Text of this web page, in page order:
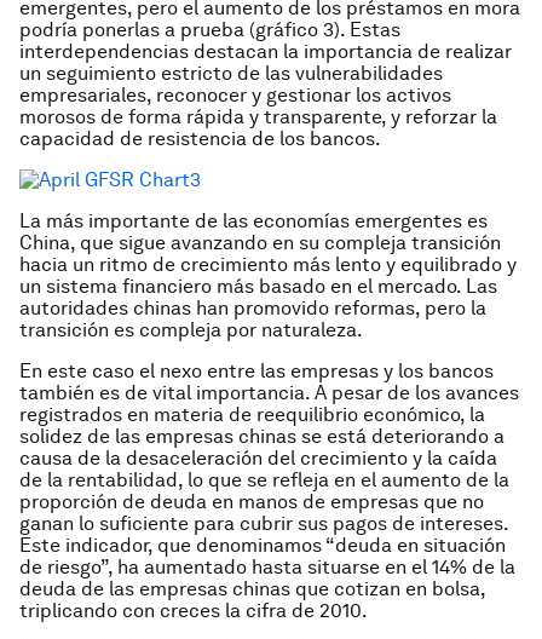
emergentes, pero el aumento de los préstamos en mora
podría ponerlas a prueba (gráfico 3). Estas
interdependencias destacan la importancia de realizar
un seguimiento estricto de las vulnerabilidades
empresariales, reconocer y gestionar los activos
morosos de forma rápida y transparente, y reforzar la
capacidad de resistencia de los bancos.
La más importante de las economías emergentes es
China, que sigue avanzando en su compleja transición
hacia un ritmo de crecimiento más lento y equilibrado y
un sistema financiero más basado en el mercado. Las
autoridades chinas han promovido reformas, pero la
transición es compleja por naturaleza.
En este caso el nexo entre las empresas y los bancos
también es de vital importancia. A pesar de los avances
registrados en materia de reequilibrio económico, la
solidez de las empresas chinas se está deteriorando a
causa de la desaceleración del crecimiento y la caída
de la rentabilidad, lo que se refleja en el aumento de la
proporción de deuda en manos de empresas que no
ganan lo suficiente para cubrir sus pagos de intereses.
Este indicador, que denominamos “deuda en situación
de riesgo”, ha aumentado hasta situarse en el 14% de la
deuda de las empresas chinas que cotizan en bolsa,
triplicando con creces la cifra de 2010.